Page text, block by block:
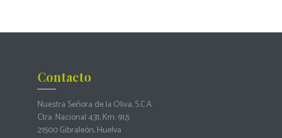
Contacto
Nuestra Señora de la Oliva, S.C.A
Ctra. Nacional 431, Km. 91,5
21500 Gibraleón, Huelva